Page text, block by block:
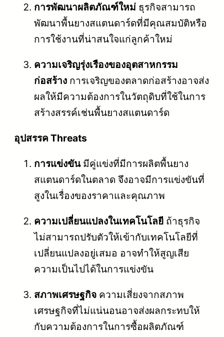
การพัฒนาผลิตภัณฑ์ใหม่ ธุรกิจสามารถ
พัฒนาพื้นยางสแตนดาร์ดที่มีคุณสมบัติหรือ
การใช้งานที่น่าสนใจแก่ลูกค้าใหม่
ความเจริญรุ่งเรืองของอุตสาหกรรม
ก่อสร้าง การเจริญของตลาดก่อสร้างอาจส่ง
ผลให้มีความต้องการในวัตถุดิบที่ใช้ในการ
สร้างสรรค์เช่นพื้นยางสแตนดาร์ด
อุปสรรค Threats
การแข่งขันมีคู่แข่งที่มีการผลิตพื้นยาง
สแตนดาร์ดในตลาด จึงอาจมีการแข่งขันที่
สูงในเรื่องของราคาและคุณภาพ
ความเปลี่ยนแปลงในเทคโนโลยี ถ้าธุรกิจ
ไม่สามารถปรับตัวให้เข้ากับเทคโนโลยีที่
เปลี่ยนแปลงอยู่เสมอ อาจทำให้สูญเสีย
ความเป็นไปได้ในการแข่งขัน
สภาพเศรษฐกิจ ความเสี่ยงจากสภาพ
เศรษฐกิจที่ไม่แน่นอนอาจส่งผลกระทบให้
กับความต้องการในการซื้อผลิตภัณฑ์